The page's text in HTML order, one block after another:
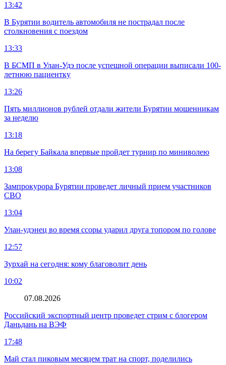
13:42
В Бурятии водитель автомобиля не пострадал после
столкновения с поездом
13:33
В БСМП в Улан-Удэ после успешной операции выписали 100-
летнюю пациентку
13:26
Пять миллионов рублей отдали жители Бурятии мошенникам
за неделю
13:18
На берегу Байкала впервые пройдет турнир по миниволею
13:08
Зампрокурора Бурятии проведет личный прием участников
СВО
13:04
Улан-удэнец во время ссоры ударил друга топором по голове
12:57
Зурхай на сегодня: кому благоволит день
10:02
07.08.2026
Российский экспортный центр проведет стрим с блогером
Даньдань на ВЭФ
17:48
Май стал пиковым месяцем трат на спорт, поделились